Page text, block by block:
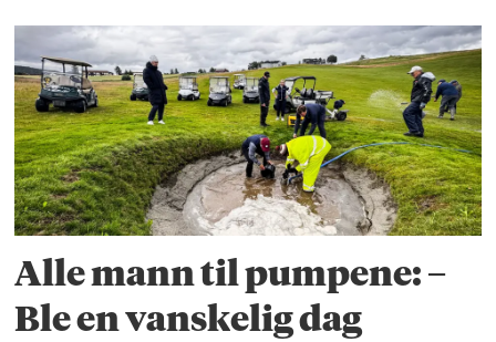
Alle mann til pumpene: –
Ble en vanskelig dag